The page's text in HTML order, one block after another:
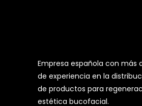
Empresa española con más
de experiencia en la
de productos para
estética bucofacial.